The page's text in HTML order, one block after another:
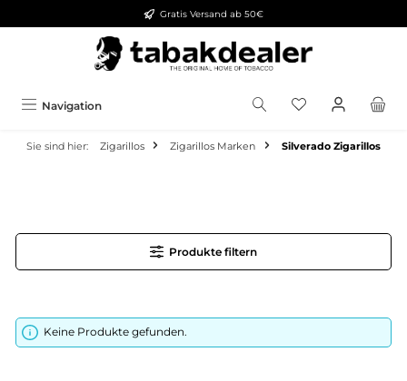
Gratis Versand ab 50€
Navigation
Sie sind hier: Zigarillos Zigarillos Marken Silverado Zigarillos
Produkte filtern
Keine Produkte gefunden.